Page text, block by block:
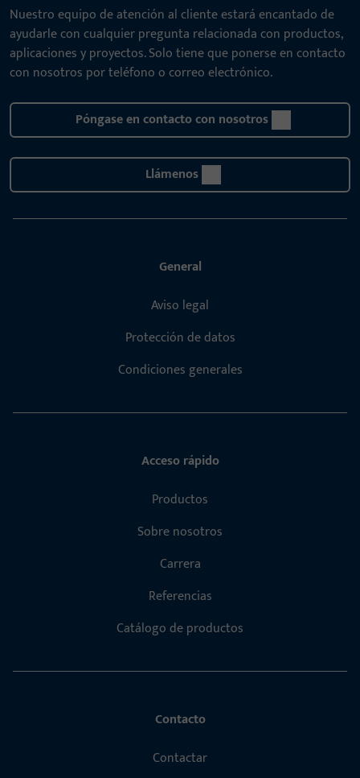
Nuestro equipo de atención al cliente estará encantado de
ayudarle con cualquier pregunta relacionada con productos,
aplicaciones y proyectos. Solo tiene que ponerse en contacto
con nosotros por teléfono o correo electrónico.
Póngase en contacto con nosotros
Llámenos
General
Aviso legal
Protección de datos
Condiciones generales
Acceso rápido
Productos
Sobre nosotros
Carrera
Referencias
Catálogo de productos
Contacto
Contactar